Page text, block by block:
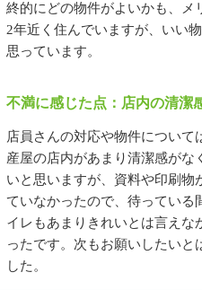
終的にどの物件がよいかも、メ
2年近く住んでいますが、いい
思っています。
不満に感じた点：店内の清潔
店員さんの対応や物件につい
産屋の店内があまり清潔感がな
いと思いますが、資料や印刷
ていなかったので、待っている
イレもあまりきれいとは言え
ったです。次もお願いしたいと
した。